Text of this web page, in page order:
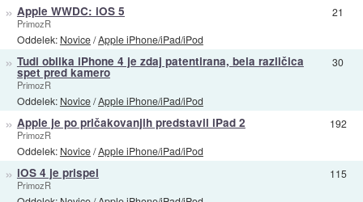
» Apple WWDC: iOS 5
PrimozR
Oddelek: Novice/Apple iPhone/iPad/iPod
21
» Tudi oblika iPhone 4 je zdaj patentirana, bela različica
spet pred kamero
PrimozR
Oddelek: Novice/Apple iPhone/iPad/iPod
30
» Apple je po pričakovanjih predstavil iPad 2
PrimozR
Oddelek: Novice/Apple iPhone/iPad/iPod
192
» iOS 4 je prispel
PrimozR
115